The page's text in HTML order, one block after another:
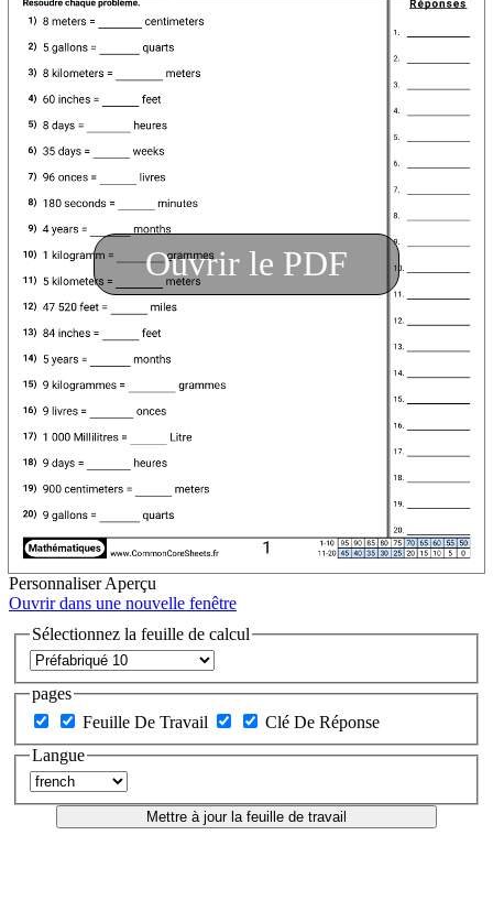
Ouvrir le PDF
Personnaliser Aperçu
Ouvrir dans une nouvelle fenêtre
Sélectionnez la feuille de calcul
pages
Feuille De Travail
Clé De Réponse
Langue
Mettre à jour la feuille de travail